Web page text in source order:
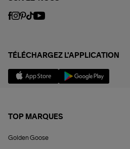
TÉLÉCHARGEZ L'APPLICATION
TOP MARQUES
Golden Goose